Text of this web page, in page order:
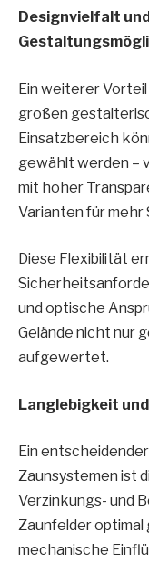
Designvielfalt
Ein weiterer
großen
Einsatzbereich
gewählt werden –
mit hoher
Varianten für
Diese Flexibilität
und optische
Gelände nicht nur
aufgewertet.
Langlebigkeit
Ein
Zaunsystemen ist
Verzinkungs- und
Zaunfelder optimal
mechanische